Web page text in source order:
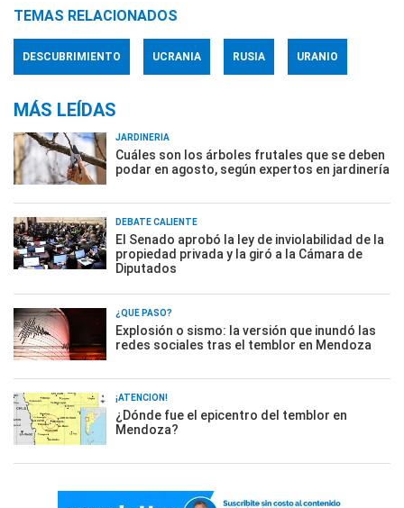
TEMAS RELACIONADOS
DESCUBRIMIENTO UCRANIA RUSIA URANIO
MÁS LEÍDAS
JARDINERÍA
Cuáles son los árboles frutales que se deben
podar en agosto, según expertos en jardinería
DEBATE CALIENTE
El Senado aprobó la ley de inviolabilidad de la
propiedad privada y la giró a la Cámara de
Diputados
¿QUÉ PASÓ?
Explosión o sismo: la versión que inundó las
redes sociales tras el temblor en Mendoza
¡ATENCIÓN!
¿Dónde fue el epicentro del temblor en
Mendoza?